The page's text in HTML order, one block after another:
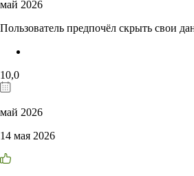
май 2026
Пользователь предпочёл скрыть свои
10,0
май 2026
14 мая 2026